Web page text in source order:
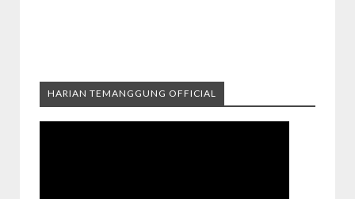
HARIAN TEMANGGUNG OFFICIAL